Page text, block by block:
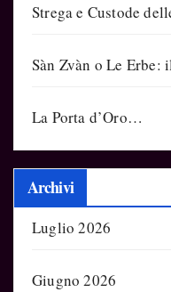
Strega e Custode
Sàn Zvàn o Le
La Porta d’Oro…
Archivi
Luglio 2026
Giugno 2026